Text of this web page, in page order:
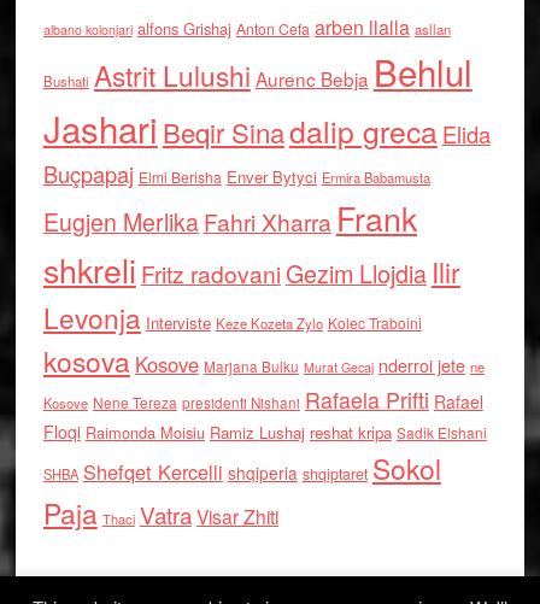
albano kolonjari alfons Grishaj Anton Cefa arben llalla asllan
Bushati Astrit Lulushi Aurenc Bebja Behlul
Jashari Beqir Sinadalip grecaElida
Buçpapaj Elmi Berisha Enver Bytyci Ermira Babamusta
Eugjen MerlikaFahri Xharra Frank
shkreli Fritz radovaniGezim Llojdia Ilir
Levonja Interviste Keze Kozeta Zylo Kolec Traboini
kosova Kosove Marjana Bulku Murat Gecaj nderroi jete ne
Kosove Nene Tereza presidenti Nishani Rafaela Prifti Rafael
Floqi Raimonda Moisiu Ramiz Lushaj reshat kripa Sadik Elshani
SHBA Shefqet Kercelli shqiperia shqiptaret Sokol
Paja Thaci VatraVisar Zhiti